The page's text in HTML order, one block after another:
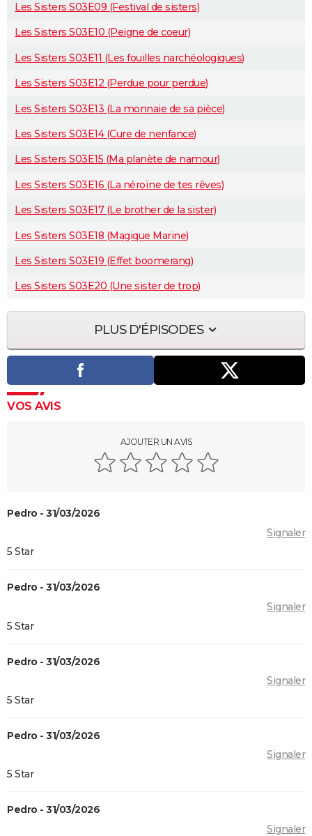
Les Sisters S03E09 (Festival de sisters)
Les Sisters S03E10 (Peigne de coeur)
Les Sisters S03E11 (Les fouilles narchéologiques)
Les Sisters S03E12 (Perdue pour perdue)
Les Sisters S03E13 (La monnaie de sa pièce)
Les Sisters S03E14 (Cure de nenfance)
Les Sisters S03E15 (Ma planète de namour)
Les Sisters S03E16 (La néroïne de tes rêves)
Les Sisters S03E17 (Le brother de la sister)
Les Sisters S03E18 (Magique Marine)
Les Sisters S03E19 (Effet boomerang)
Les Sisters S03E20 (Une sister de trop)
PLUS D'ÉPISODES
VOS AVIS
AJOUTER UN AVIS
Pedro - 31/03/2026
Signaler
5 Star
Pedro - 31/03/2026
Signaler
5 Star
Pedro - 31/03/2026
Signaler
5 Star
Pedro - 31/03/2026
Signaler
5 Star
Pedro - 31/03/2026
Signaler